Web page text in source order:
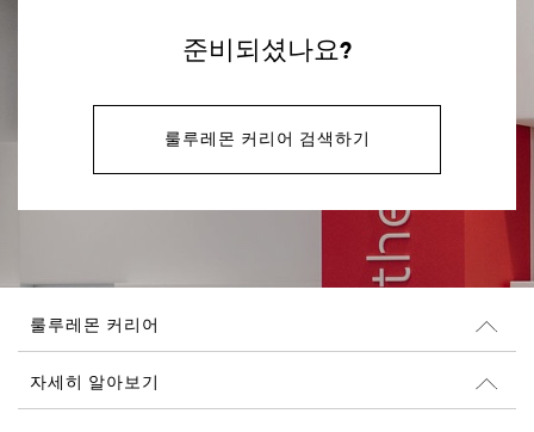
준비되셨나요?
룰루레몬 커리어 검색하기
룰루레몬 커리어
채용 정보
자세히 알아보기